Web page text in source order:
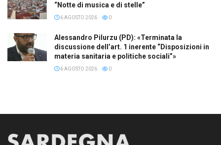
“Notte di musica e di stelle”
6 AGOSTO 2026 0
Alessandro Pilurzu (PD): «Terminata la
discussione dell’art. 1 inerente “Disposizioni in
materia sanitaria e politiche sociali”»
6 AGOSTO 2026 0